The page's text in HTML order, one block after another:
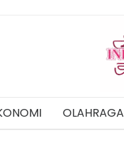
OLAHRAGA